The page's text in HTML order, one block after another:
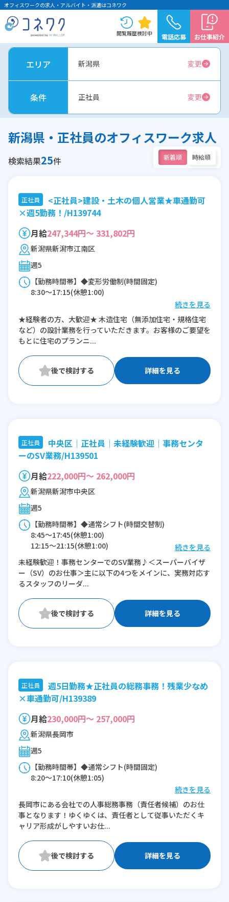
オフィスワークの求人・アルバイト・派遣はコネワク
閲覧履歴検討中 電話応募 お仕事紹介
エリア 新潟県 変更
条件 正社員 変更
新潟県・正社員のオフィスワーク求人
検索結果25件 新着順 時給順
正社員
<正社員>建設・土木の個人営業★車通勤可
×週5勤務！/H139744
月給247,344円～ 331,802円
新潟県新潟市江南区
週5
【勤務時間帯】◆変形労働制(時間固定)
8:30〜17:15(休憩1:00)
※残業：0〜27時間程度/月
続きを見る
★経験者の方、大歓迎★ 木造住宅（無添加住宅・規格住宅
など）の設計業務を行っていただきます。お客様のご要望を
もとに住宅のプランニ...
詳細を見る
正社員
中央区│正社員│未経験歓迎│事務センタ
ーのSV業務/H139501
月給222,000円～ 262,000円
新潟県新潟市中央区
週5
【勤務時間帯】◆通常シフト(時間交替制)
8:45〜17:45(休憩1:00)
12:15〜21:15(休憩1:00)
※残業：0〜10時間程度/月
続きを見る
未経験歓迎！事務センターでのSV業務♪＜スーパーバイザ
ー（SV）のお仕事＞主に以下の4つをメインに、実務対応す
るスタッフのリーダ...
詳細を見る
正社員
週5日勤務★正社員の総務事務！残業少なめ
×車通勤可/H139389
月給230,000円～ 257,000円
新潟県長岡市
週5
【勤務時間帯】◆通常シフト(時間固定)
8:20〜17:10(休憩1:05)
※残業：0〜10時間程度/月
続きを見る
長岡市にある会社での人事総務事務（責任者候補）のお仕
事となります！ゆくゆくは、責任者として従事いただくキ
ャリア形成がしやすいお仕...
詳細を見る